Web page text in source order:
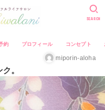
約 プロフィール コンセプト
SEARCH
miporin-aloha
。